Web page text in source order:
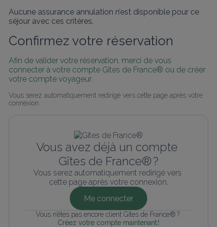
Aucune assurance annulation n’est disponible pour ce
séjour avec ces critères.
Confirmez votre réservation
Afin de valider votre réservation, merci de vous
connecter à votre compte Gîtes de France® ou de créer
votre compte voyageur.
Vous serez automatiquement redirigé vers cette page après votre
connexion.
Vous avez déjà un compte
Gîtes de France® ?
Vous serez automatiquement redirigé vers
cette page après votre connexion.
Me connecter
Vous n’êtes pas encore client Gîtes de France® ?
Créez votre compte maintenant !